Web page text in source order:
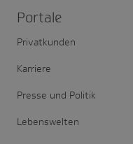
Portale
Privatkunden
Karriere
Presse und Politik
Lebenswelten